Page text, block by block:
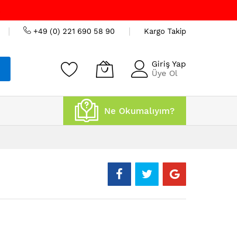
+49 (0) 221 690 58 90 Kargo Takip
Giriş Yap
Üye Ol
Ne Okumalıyım?